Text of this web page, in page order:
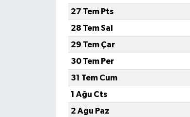
27 Tem Pts
28 Tem Sal
29 Tem Çar
30 Tem Per
31 Tem Cum
1 Ağu Cts
2 Ağu Paz